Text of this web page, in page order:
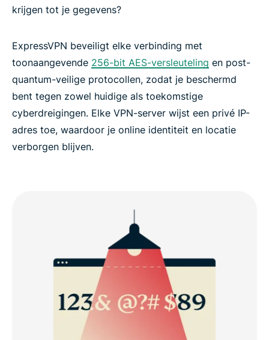
krijgen tot je gegevens?
ExpressVPN beveiligt elke verbinding met
toonaangevende 256-bit AES-versleuteling en post-
quantum-veilige protocollen, zodat je beschermd
bent tegen zowel huidige als toekomstige
cyberdreigingen. Elke VPN-server wijst een privé IP-
adres toe, waardoor je online identiteit en locatie
verborgen blijven.